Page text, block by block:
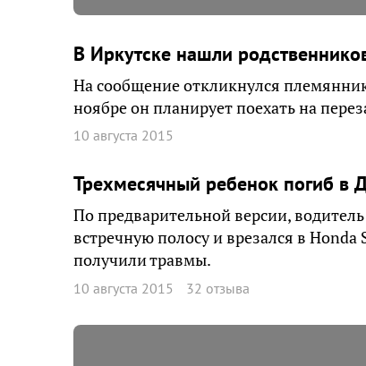
В Иркутске нашли
На сообщение откликнулся
ноябре он планирует поехать на
10 августа 2015
Трехмесячный ребенок погиб в
По предварительной версии,
встречную полосу и врезался в
получили травмы.
10 августа 2015 32 отзыва